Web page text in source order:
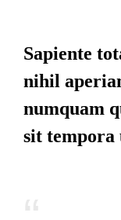
Sapiente
nihil
numquam
sit tempora